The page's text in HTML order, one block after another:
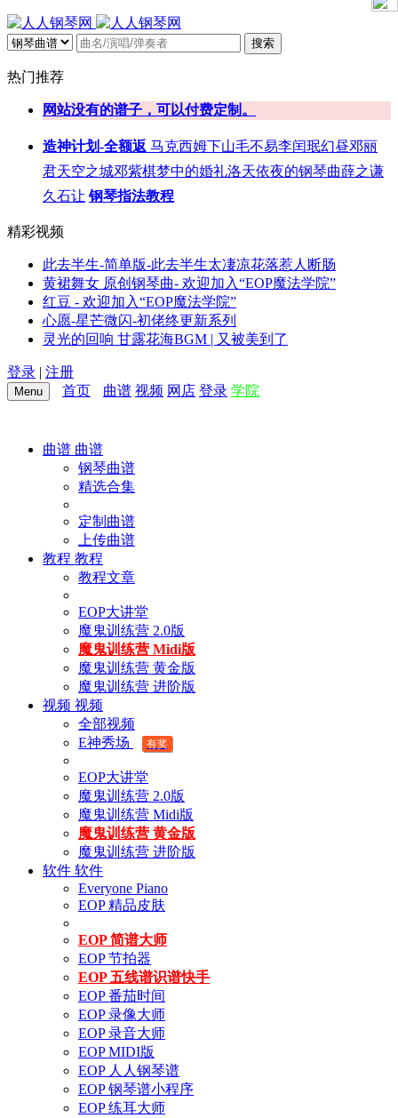
搜索
热门推荐
网站没有的谱子，可以付费定制。
造神计划-全额返 马克西姆下山毛不易李闰珉幻昼邓丽
君天空之城邓紫棋梦中的婚礼洛天依夜的钢琴曲薛之谦
久石让 钢琴指法教程
精彩视频
此去半生-简单版-此去半生太凄凉花落惹人断肠
黄裙舞女 原创钢琴曲- 欢迎加入“EOP魔法学院”
红豆 - 欢迎加入“EOP魔法学院”
心愿-星芒微闪-初佬终更新系列
灵光的回响 甘露花海BGM | 又被美到了
登录 | 注册
Menu 首页 曲谱 视频 网店 登录 学院
曲谱 曲谱
钢琴曲谱
精选合集
定制曲谱
上传曲谱
教程 教程
教程文章
EOP大讲堂
魔鬼训练营 2.0版
魔鬼训练营 Midi版
魔鬼训练营 黄金版
魔鬼训练营 进阶版
视频 视频
全部视频
E神秀场
有奖
EOP大讲堂
魔鬼训练营 2.0版
魔鬼训练营 Midi版
魔鬼训练营 黄金版
魔鬼训练营 进阶版
软件 软件
Everyone Piano
EOP 精品皮肤
EOP 简谱大师
EOP 节拍器
EOP 五线谱识谱快手
EOP 番茄时间
EOP 录像大师
EOP 录音大师
EOP MIDI版
EOP 人人钢琴谱
EOP 钢琴谱小程序
EOP 练耳大师